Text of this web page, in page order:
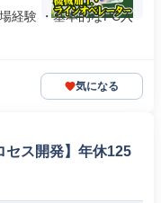
経験 ・基本的なPC入
気になる
セス開発】年休125